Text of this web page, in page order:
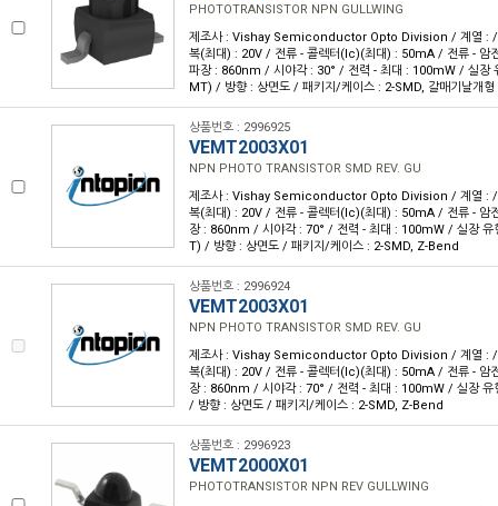
PHOTOTRANSISTOR NPN GULLWING
제조사 : Vishay Semiconductor Opto Division / 계열 : /
복(최대) : 20V / 전류 - 콜렉터(Ic)(최대) : 50mA / 전류 - 암
파장 : 860nm / 시야각 : 30° / 전력 - 최대 : 100mW / 실장
MT) / 방향 : 상면도 / 패키지/케이스 : 2-SMD, 갈매기날개형
상품번호 : 2996925
VEMT2003X01
NPN PHOTO TRANSISTOR SMD REV. GU
제조사 : Vishay Semiconductor Opto Division / 계열 : /
복(최대) : 20V / 전류 - 콜렉터(Ic)(최대) : 50mA / 전류 - 암
장 : 860nm / 시야각 : 70° / 전력 - 최대 : 100mW / 실장 유
T) / 방향 : 상면도 / 패키지/케이스 : 2-SMD, Z-Bend
상품번호 : 2996924
VEMT2003X01
NPN PHOTO TRANSISTOR SMD REV. GU
제조사 : Vishay Semiconductor Opto Division / 계열 : /
복(최대) : 20V / 전류 - 콜렉터(Ic)(최대) : 50mA / 전류 - 암
장 : 860nm / 시야각 : 70° / 전력 - 최대 : 100mW / 실장 유
/ 방향 : 상면도 / 패키지/케이스 : 2-SMD, Z-Bend
상품번호 : 2996923
VEMT2000X01
PHOTOTRANSISTOR NPN REV GULLWING